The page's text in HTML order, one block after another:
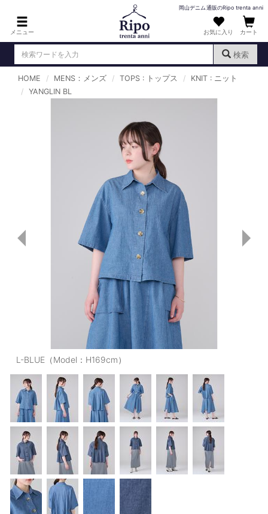
メニュー
岡山デニム通販のRipo trenta anni
お気に入り カート
検索
ログイン （新規会員登録
TOPS : トップス
T-SHIRT : Tシャツ
KNIT : ニット
SHIRT : シャツ
OUTERS : アウター
LADIES : レディース
DENIM : デニム
PANTS/SKIRT : パンツ・スカート
TOPS : トップス
OUTERS : アウター
OUTLET : アウトレット
MENS : メンズ
LADIES : レディース
新規会員登録
HOME MENS：メンズ TOPS : トップス
KNIT : ニット
YANGLIN BL
L-BLUE（Model：H169cm）